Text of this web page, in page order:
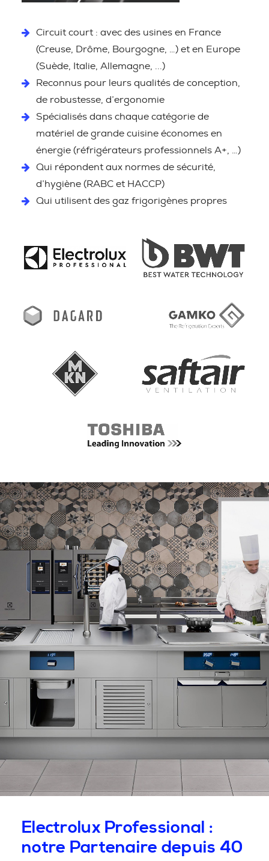
Circuit court : avec des usines en France
(Creuse, Drôme, Bourgogne, …) et en Europe
(Suède, Italie, Allemagne, ...)
Reconnus pour leurs qualités de conception,
de robustesse, d’ergonomie
Spécialisés dans chaque catégorie de
matériel de grande cuisine économes en
énergie (réfrigérateurs professionnels A+, …)
Qui répondent aux normes de sécurité,
d’hygiène (RABC et HACCP)
Qui utilisent des gaz frigorigènes propres
Electrolux Professional :
notre Partenaire depuis 40